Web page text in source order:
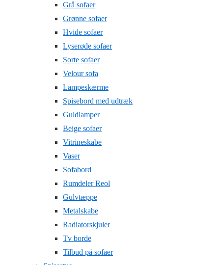
Grå sofaer
Grønne sofaer
Hvide sofaer
Lyserøde sofaer
Sorte sofaer
Velour sofa
Lampeskærme
Spisebord med udtræk
Guldlamper
Beige sofaer
Vitrineskabe
Vaser
Sofabord
Rumdeler Reol
Gulvtæppe
Metalskabe
Radiatorskjuler
Tv borde
Tilbud på sofaer